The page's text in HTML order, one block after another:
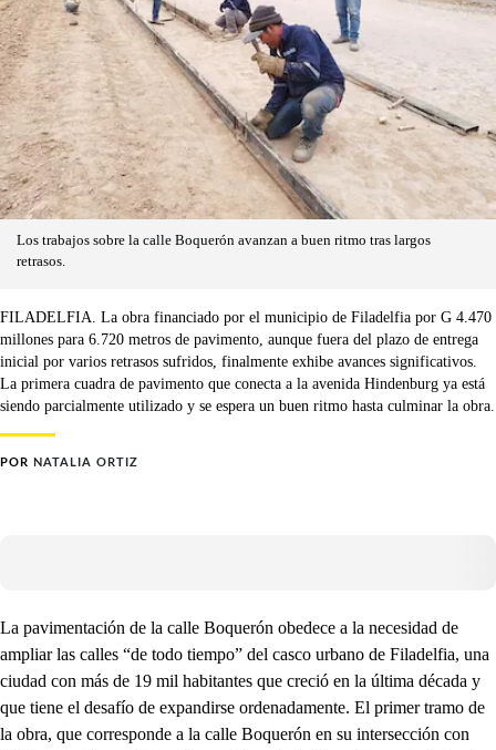
Los trabajos sobre la calle Boquerón avanzan a buen ritmo tras largos
retrasos.
FILADELFIA. La obra financiado por el municipio de Filadelfia por G 4.470
millones para 6.720 metros de pavimento, aunque fuera del plazo de entrega
inicial por varios retrasos sufridos, finalmente exhibe avances significativos.
La primera cuadra de pavimento que conecta a la avenida Hindenburg ya está
siendo parcialmente utilizado y se espera un buen ritmo hasta culminar la obra.
POR NATALIA ORTIZ
La pavimentación de la calle Boquerón obedece a la necesidad de
ampliar las calles “de todo tiempo” del casco urbano de Filadelfia, una
ciudad con más de 19 mil habitantes que creció en la última década y
que tiene el desafío de expandirse ordenadamente. El primer tramo de
la obra, que corresponde a la calle Boquerón en su intersección con